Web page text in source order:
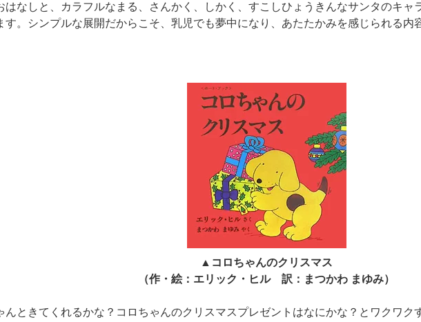
はなしと、カラフルなまる、さんかく、しかく、すこしひょうきんなサンタのキ
す。シンプルな展開だからこそ、乳児でも夢中になり、あたたかみを感じられる内
▲コロちゃんのクリスマス
（作・絵：エリック・ヒル 訳：まつかわ まゆみ）
んときてくれるかな？コロちゃんのクリスマスプレゼントはなにかな？とワクワク